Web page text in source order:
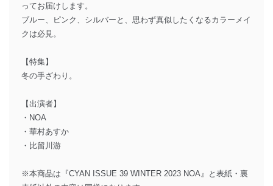
ってお届けします。
ブルー、ピンク、シルバーと、思わず真似したくなるカラーメイ
クは必見。
【特集】
冬の手ざわり。
【出演者】
・NOA
・華村あすか
・比留川游
※本商品は『CYAN ISSUE 39 WINTER 2023 NOA』と表紙・裏